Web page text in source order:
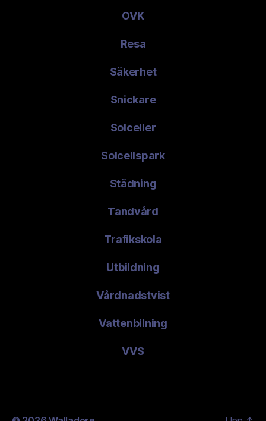
OVK
Resa
Säkerhet
Snickare
Solceller
Solcellspark
Städning
Tandvård
Trafikskola
Utbildning
Vårdnadstvist
Vattenbilning
VVS